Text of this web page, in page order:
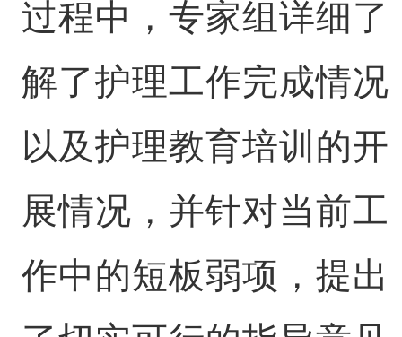
过程中，专家组详细了
解了护理工作完成情况
以及护理教育培训的开
展情况，并针对当前工
作中的短板弱项，提出